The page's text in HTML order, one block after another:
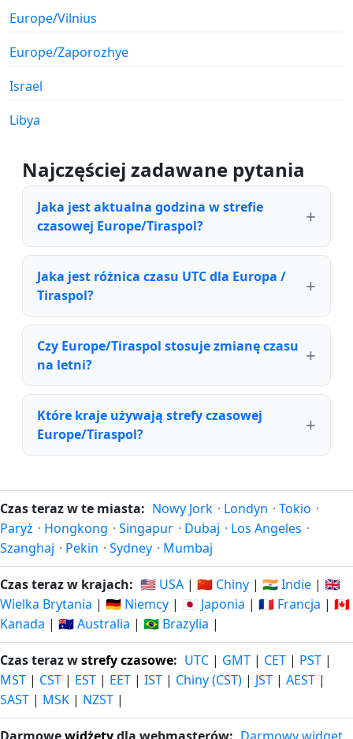
Europe/Vilnius
Europe/Zaporozhye
Israel
Libya
Najczęściej zadawane pytania
Jaka jest aktualna godzina w strefie
czasowej Europe/Tiraspol?
Jaka jest różnica czasu UTC dla Europa /
Tiraspol?
Czy Europe/Tiraspol stosuje zmianę czasu
na letni?
Które kraje używają strefy czasowej
Europe/Tiraspol?
Czas teraz w te miasta: Nowy Jork · Londyn · Tokio ·
Paryż · Hongkong · Singapur · Dubaj · Los Angeles ·
Szanghaj · Pekin · Sydney · Mumbaj
Czas teraz w krajach: 🇺🇸 USA | 🇨🇳 Chiny | 🇮🇳 Indie | 🇬🇧
Wielka Brytania | 🇩🇪 Niemcy | 🇯🇵 Japonia | 🇫🇷 Francja | 🇨🇦
Kanada | 🇦🇺 Australia | 🇧🇷 Brazylia |
Czas teraz wstrefy czasowe: UTC | GMT | CET | PST |
MST | CST | EST | EET | IST | Chiny (CST) | JST | AEST |
SAST | MSK | NZST |